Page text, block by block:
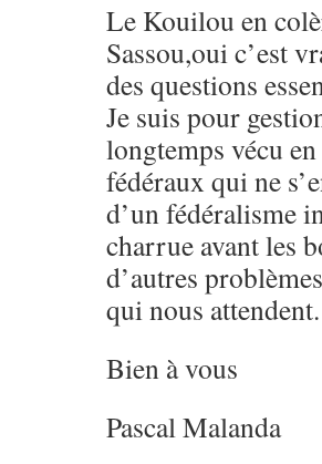
Le Kouilou en
Sassou,oui c’est
des questions
Je suis pour
longtemps vécu
fédéraux qui ne
d’un fédéralisme
charrue avant les
d’autres
qui nous
Bien à vous
Pascal Malanda